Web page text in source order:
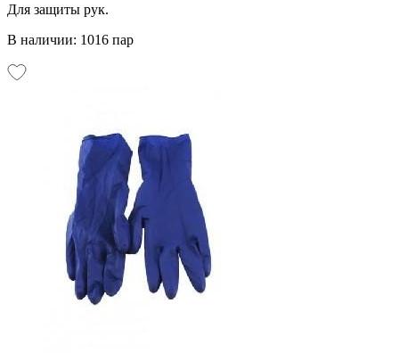
Для защиты рук.
В наличии: 1016 пар